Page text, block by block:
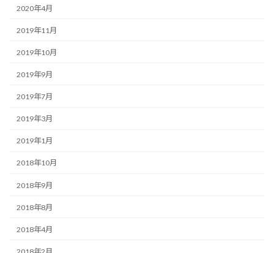
2020年4月
2019年11月
2019年10月
2019年9月
2019年7月
2019年3月
2019年1月
2018年10月
2018年9月
2018年8月
2018年4月